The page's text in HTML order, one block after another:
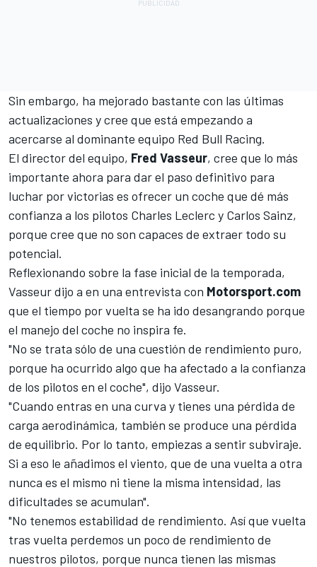
Sin embargo, ha mejorado bastante con las últimas
actualizaciones y cree que está empezando a
acercarse al dominante equipo Red Bull Racing.
El director del equipo, Fred Vasseur, cree que lo más
importante ahora para dar el paso definitivo para
luchar por victorias es ofrecer un coche que dé más
confianza a los pilotos Charles Leclerc y Carlos Sainz,
porque cree que no son capaces de extraer todo su
potencial.
Reflexionando sobre la fase inicial de la temporada,
Vasseur dijo a en una entrevista con Motorsport.com
que el tiempo por vuelta se ha ido desangrando porque
el manejo del coche no inspira fe.
"No se trata sólo de una cuestión de rendimiento puro,
porque ha ocurrido algo que ha afectado a la confianza
de los pilotos en el coche", dijo Vasseur.
"Cuando entras en una curva y tienes una pérdida de
carga aerodinámica, también se produce una pérdida
de equilibrio. Por lo tanto, empiezas a sentir subviraje.
Si a eso le añadimos el viento, que de una vuelta a otra
nunca es el mismo ni tiene la misma intensidad, las
dificultades se acumulan".
"No tenemos estabilidad de rendimiento. Así que vuelta
tras vuelta perdemos un poco de rendimiento de
nuestros pilotos, porque nunca tienen las mismas